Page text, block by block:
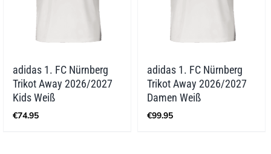
adidas 1. FC Nürnberg
Trikot Away 2026/2027
Kids Weiß
€74.95
adidas 1. FC Nürnberg
Trikot Away 2026/2027
Damen Weiß
€99.95